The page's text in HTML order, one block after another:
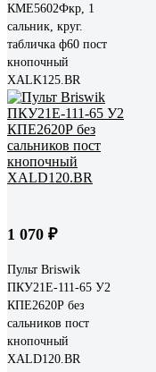
КМЕ5602Фкр, 1
сальник, круг.
табличка ф60 пост
кнопочный
XALK125.BR
1 070 ₽
Пульт Briswik
ПКУ21Е-111-65 У2
КПЕ2620Р без
сальников пост
кнопочный
XALD120.BR